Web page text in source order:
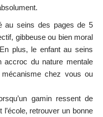
au seins des pages de 5
gibbeuse ou bien moral
plus, le enfant au seins
accroc du nature mentale
chez vous ou
gamin ressent de
retrouver un bonne